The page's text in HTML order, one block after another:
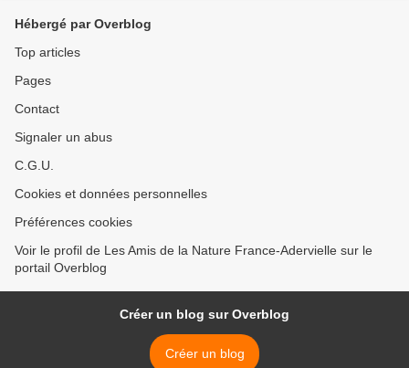
Hébergé par Overblog
Top articles
Pages
Contact
Signaler un abus
C.G.U.
Cookies et données personnelles
Préférences cookies
Voir le profil de Les Amis de la Nature France-Adervielle sur le
portail Overblog
Créer un blog sur Overblog
Créer un blog